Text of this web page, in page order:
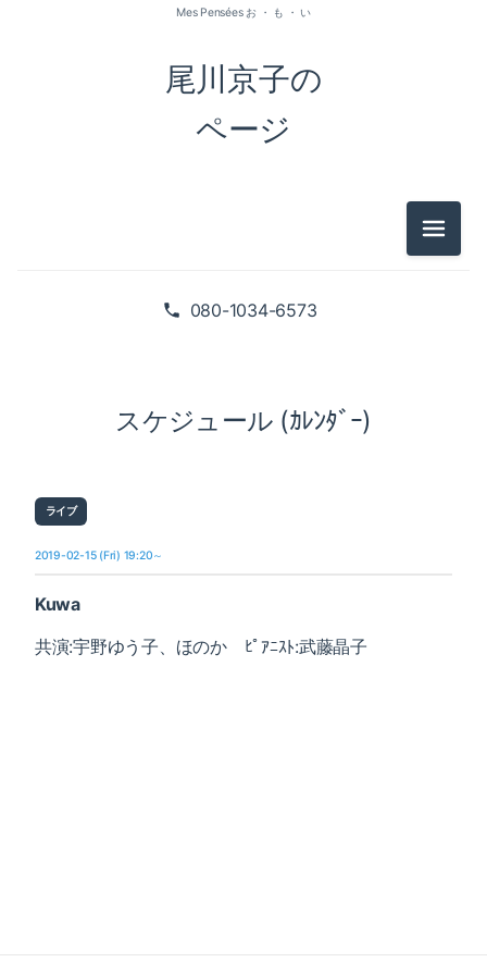
080-1034-6573
尾川京子の
ページ
Mes Pensées お ・ も ・ い
メニュ
スケジュール (ｶﾚﾝﾀﾞｰ)
ライブ
2019-02-15 (Fri) 19:20～
Kuwa
共演:宇野ゆう子、ほのか ﾋﾟｱﾆｽﾄ:武藤晶子